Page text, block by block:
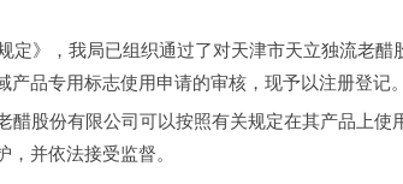
我局已组织通过了对天津市天立独流老醋
品专用标志使用申请的审核，现予以注册登记。
份有限公司可以按照有关规定在其产品上使
并依法接受监督。